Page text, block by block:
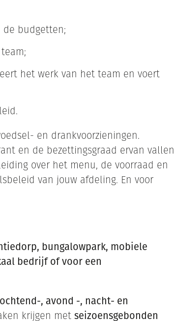
budgetten;
het werk van het team en voert
en drankvoorzieningen.
en de bezettingsgraad ervan vallen
over het menu, de voorraad en
van jouw afdeling. En voor
bungalowpark, mobiele
bedrijf of voor een
ochtend-, avond -, nacht- en
krijgen met seizoensgebonden